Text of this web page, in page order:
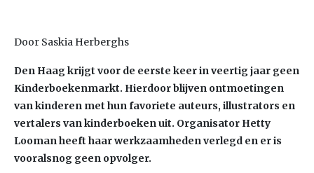
Door Saskia Herberghs
Den Haag krijgt voor de eerste keer in veertig jaar geen
Kinderboekenmarkt. Hierdoor blijven ontmoetingen
van kinderen met hun favoriete auteurs, illustrators en
vertalers van kinderboeken uit. Organisator Hetty
Looman heeft haar werkzaamheden verlegd en er is
vooralsnog geen opvolger.